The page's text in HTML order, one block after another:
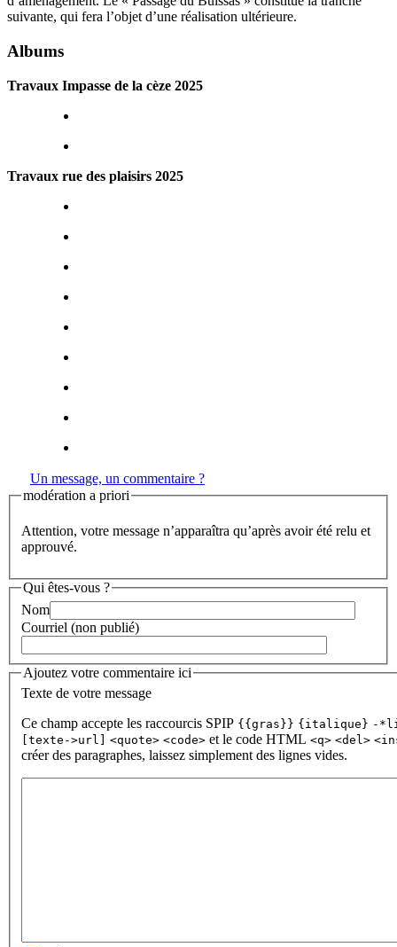
suivante, qui fera l’objet d’une réalisation ultérieure.
Albums
Travaux Impasse de la cèze 2025
Travaux rue des plaisirs 2025
Un message, un commentaire ?
modération a priori
Attention, votre message n’apparaîtra qu’après avoir été relu et
approuvé.
Qui êtes-vous ?
Nom
Courriel (non publié)
Ajoutez votre commentaire ici
Texte de votre message
Ce champ accepte les raccourcis SPIP {{gras}} {italique} -
[texte->url]
<quote> <code> et le code HTML <q> <del>
créer des paragraphes, laissez simplement des lignes vides.